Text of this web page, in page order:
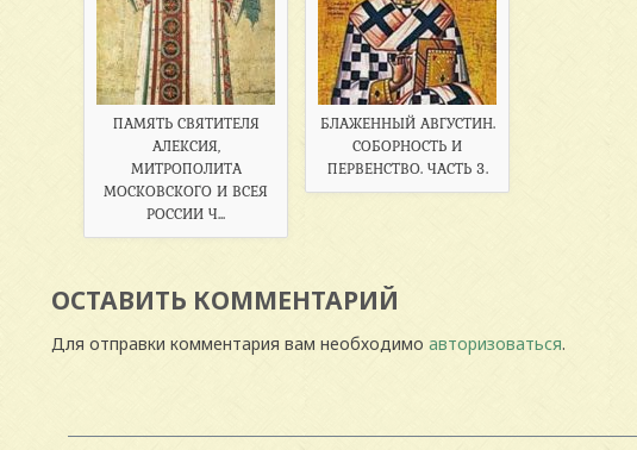
ПАМЯТЬ СВЯТИТЕЛЯ
АЛЕКСИЯ,
МИТРОПОЛИТА
МОСКОВСКОГО И ВСЕЯ
РОССИИ Ч...
БЛАЖЕННЫЙ АВГУСТИН.
СОБОРНОСТЬ И
ПЕРВЕНСТВО. ЧАСТЬ 3.
ОСТАВИТЬ КОММЕНТАРИЙ
Для отправки комментария вам необходимо авторизоваться.